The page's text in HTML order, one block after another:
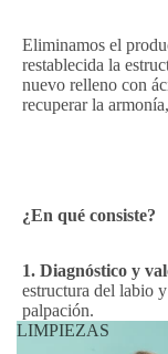
LIMPIEZAS
Eliminamos el
restablecida la
nuevo relleno con
recuperar la
¿En qué consiste?
1. Diagnóstico y
estructura del labio
palpación.